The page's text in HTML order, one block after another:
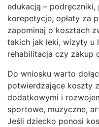
edukacją –
korepetycje, opłaty za
zapominaj o kosztach
takich jak leki, wizyty u
rehabilitacja czy zakup
Do wniosku warto
potwierdzające koszty
dodatkowymi i
sportowe, muzyczne,
Jeśli dziecko ponosi